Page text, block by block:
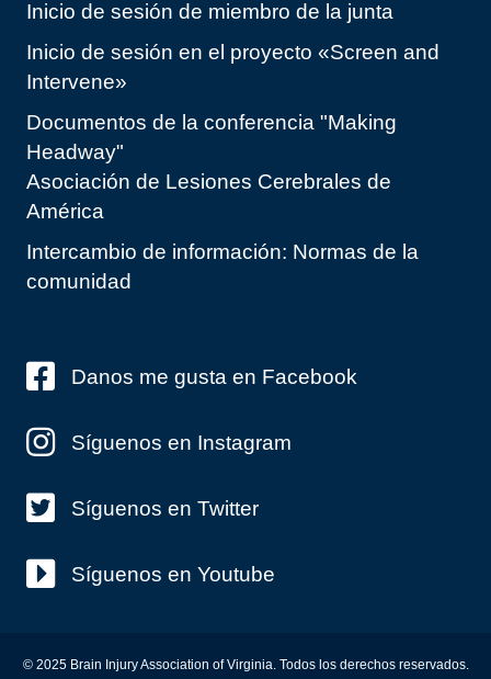
Inicio de sesión de miembro de la junta
Inicio de sesión en el proyecto «Screen and
Intervene»
Documentos de la conferencia "Making
Headway"
Asociación de Lesiones Cerebrales de
América
Intercambio de información: Normas de la
comunidad
Danos me gusta en Facebook
Síguenos en Instagram
Síguenos en Twitter
Síguenos en Youtube
© 2025 Brain Injury Association of Virginia. Todos los derechos reservados.